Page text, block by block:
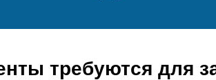
требуются для